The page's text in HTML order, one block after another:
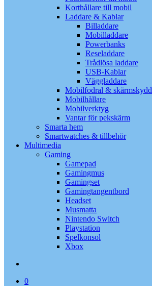
Korthållare till mobil
Laddare & Kablar
Billaddare
Mobilladdare
Powerbanks
Reseladdare
Trådlösa laddare
USB-Kablar
Väggladdare
Mobilfodral & skärmskydd
Mobilhållare
Mobilverktyg
Vantar för pekskärm
Smarta hem
Smartwatches & tillbehör
Multimedia
Gaming
Gamepad
Gamingmus
Gamingset
Gamingtangentbord
Headset
Musmatta
Nintendo Switch
Playstation
Spelkonsol
Xbox
0